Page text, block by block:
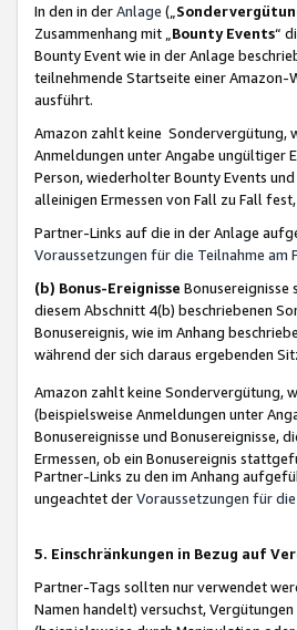
In den in derAnlage („
Zusammenhang mit „ Bounty Events“
Bounty Event wie in der Anlage
teilnehmende Startseite einer Amazon-
ausführt.
Amazon zahlt keine Sondervergütung,
Anmeldungen unter Angabe ungültiger
Person, wiederholter Bounty Events
alleinigen Ermessen von Fall zu Fall
Partner-Links auf die in der Anlage
Voraussetzungen für die Teilnahme am
(b) Bonus-Ereignisse Bonusereignisse
diesem Abschnitt 4(b) beschriebenen
Bonusereignis, wie im Anhang
während der sich daraus ergebenden
Amazon zahlt keine Sondervergütung,
(beispielsweise Anmeldungen unter
Bonusereignisse und Bonusereignisse,
Ermessen, ob ein Bonusereignis
Partner-Links zu den im Anhang
ungeachtet derVoraussetzungen für
5. Einschränkungen in Bezug auf
Partner-Tags sollten nur verwendet
Namen handelt) versuchst,